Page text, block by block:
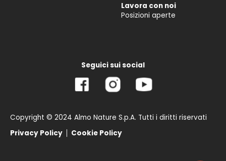
Lavora con noi
Posizioni aperte
Seguici sui social
Copyright © 2024 Almo Nature S.p.A. Tutti i diritti riservati
Privacy Policy
Cookie Policy